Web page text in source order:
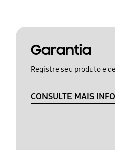
Garantia
Registre seu produto e
CONSULTE MAIS